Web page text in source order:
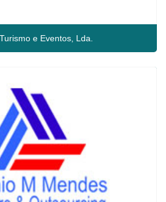
e Eventos, Lda.